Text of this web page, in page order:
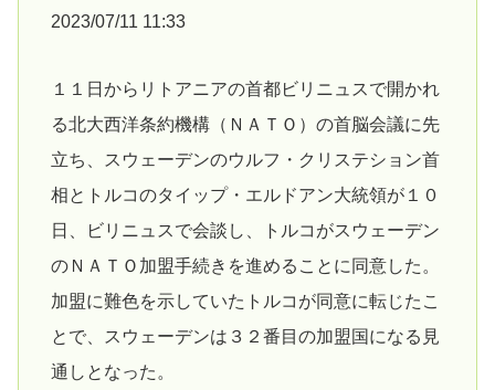
2023/07/11 11:33
１１日からリトアニアの首都ビリニュスで開かれ
る北大西洋条約機構（ＮＡＴＯ）の首脳会議に先
立ち、スウェーデンのウルフ・クリステション首
相とトルコのタイップ・エルドアン大統領が１０
日、ビリニュスで会談し、トルコがスウェーデン
のＮＡＴＯ加盟手続きを進めることに同意した。
加盟に難色を示していたトルコが同意に転じたこ
とで、スウェーデンは３２番目の加盟国になる見
通しとなった。